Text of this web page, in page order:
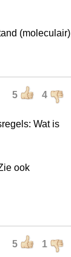
(moleculair)
5 4
Wat is
ook
5 1